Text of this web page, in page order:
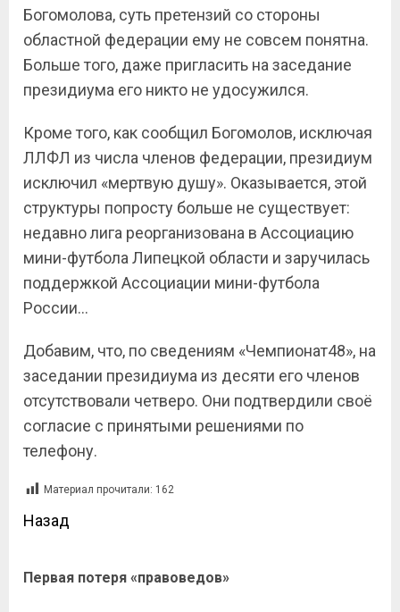
Богомолова, суть претензий со стороны
областной федерации ему не совсем понятна.
Больше того, даже пригласить на заседание
президиума его никто не удосужился.
Кроме того, как сообщил Богомолов, исключая
ЛЛФЛ из числа членов федерации, президиум
исключил «мертвую душу». Оказывается, этой
структуры попросту больше не существует:
недавно лига реорганизована в Ассоциацию
мини-футбола Липецкой области и заручилась
поддержкой Ассоциации мини-футбола
России…
Добавим, что, по сведениям «Чемпионат48», на
заседании президиума из десяти его членов
отсутствовали четверо. Они подтвердили своё
согласие с принятыми решениями по
телефону.
Материал прочитали: 162
Назад
Первая потеря «правоведов»